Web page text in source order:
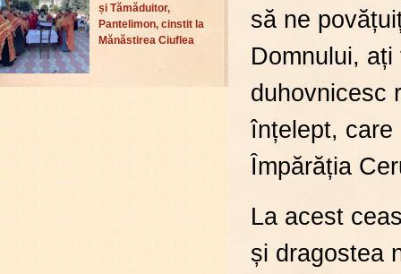
și Tămăduitor,
Pantelimon, cinstit la
Mănăstirea Ciuflea
să ne
Domnului,
duhovnicesc
înțelept, care
Împărăția
La acest
și dragostea